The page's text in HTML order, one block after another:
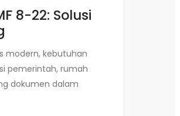
8-22: Solusi
modern, kebutuhan
pemerintah, rumah
dokumen dalam